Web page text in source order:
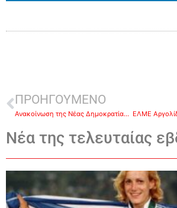
ΠΡΟΗΓΟΥΜΕΝΟ
Ανακοίνωση της Νέας Δημοκρατίας για τον θάνατο του Γιάννη Παλαιοκρασσά
Νέα της τελευταίας